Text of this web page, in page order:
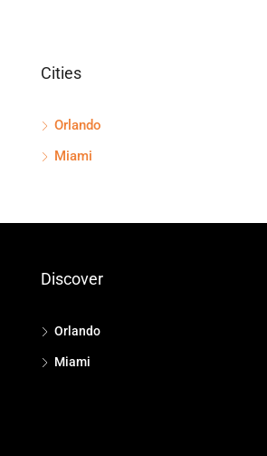
Cities
Orlando
Miami
Discover
Orlando
Miami